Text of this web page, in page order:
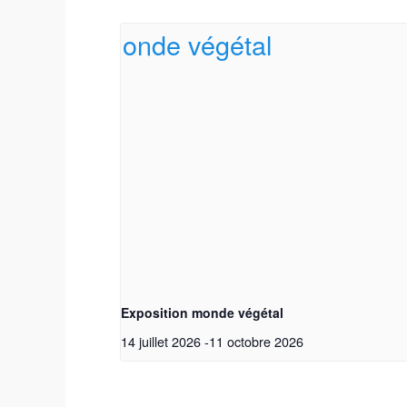
Exposition monde végétal
14 juillet 2026-11 octobre 2026